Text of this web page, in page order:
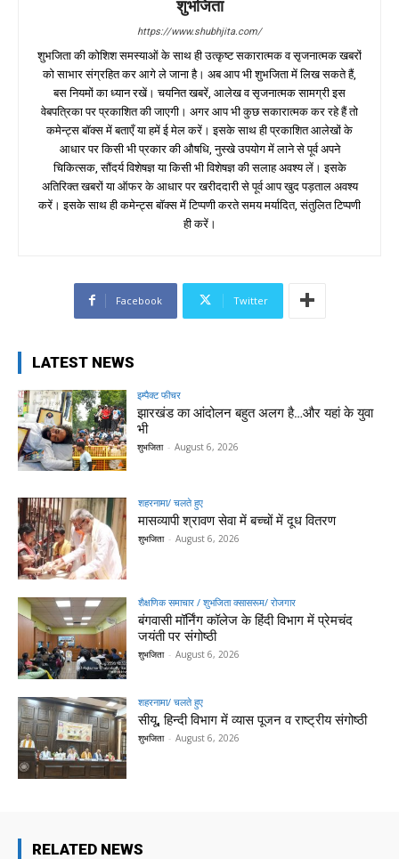
शुभजिता
https://www.shubhjita.com/
शुभजिता की कोशिश समस्याओं के साथ ही उत्कृष्ट सकारात्मक व सृजनात्मक खबरों
को साभार संग्रहित कर आगे ले जाना है। अब आप भी शुभजिता में लिख सकते हैं,
बस नियमों का ध्यान रखें। चयनित खबरें, आलेख व सृजनात्मक सामग्री इस
वेबपत्रिका पर प्रकाशित की जाएगी। अगर आप भी कुछ सकारात्मक कर रहे हैं तो
कमेन्ट्स बॉक्स में बताएँ या हमें ई मेल करें। इसके साथ ही प्रकाशित आलेखों के
आधार पर किसी भी प्रकार की औषधि, नुस्खे उपयोग में लाने से पूर्व अपने
चिकित्सक, सौंदर्य विशेषज्ञ या किसी भी विशेषज्ञ की सलाह अवश्य लें। इसके
अतिरिक्त खबरों या ऑफर के आधार पर खरीददारी से पूर्व आप खुद पड़ताल अवश्य
करें। इसके साथ ही कमेन्ट्स बॉक्स में टिप्पणी करते समय मर्यादित, संतुलित टिप्पणी
ही करें।
Facebook Twitter
LATEST NEWS
इम्पैक्ट फीचर
झारखंड का आंदोलन बहुत अलग है…और यहां के युवा
भी
शुभजिता - August 6, 2026
शहरनामा/ चलते हुए
मासव्यापी श्रावण सेवा में बच्चों में दूध वितरण
शुभजिता - August 6, 2026
शैक्षणिक समाचार / शुभजिता क्सासरूम/ रोजगार
बंगवासी मॉर्निंग कॉलेज के हिंदी विभाग में प्रेमचंद
जयंती पर संगोष्ठी
शुभजिता - August 6, 2026
शहरनामा/ चलते हुए
सीयू, हिन्दी विभाग में व्यास पूजन व राष्ट्रीय संगोष्ठी
शुभजिता - August 6, 2026
RELATED NEWS